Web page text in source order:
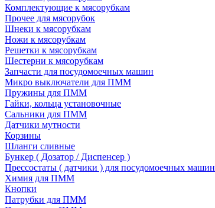
Комплектующие к мясорубкам
Прочее для мясорубок
Шнеки к мясорубкам
Ножи к мясорубкам
Решетки к мясорубкам
Шестерни к мясорубкам
Запчасти для посудомоечных машин
Микро выключатели для ПММ
Пружины для ПММ
Гайки, кольца установочные
Сальники для ПММ
Датчики мутности
Корзины
Шланги сливные
Бункер ( Дозатор / Диспенсер )
Прессостаты ( датчики ) для посудомоечных машин
Химия для ПММ
Кнопки
Патрубки для ПММ